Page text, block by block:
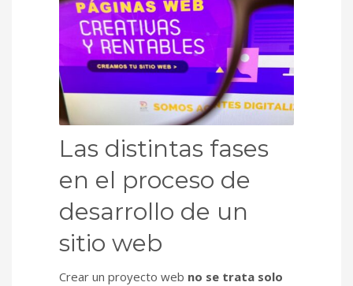
Las distintas fases
en el proceso de
desarrollo de un
sitio web
Crear un proyecto web no se trata solo